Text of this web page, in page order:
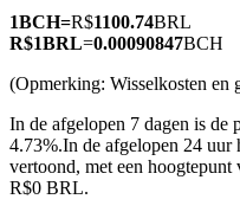
1BCH=R$1100.74BRL
R$1BRL=0.00090847BCH
(Opmerking: Wisselkosten en
In de afgelopen 7 dagen is de
4.73%.In de afgelopen 24 uur
vertoond, met een
R$0 BRL.